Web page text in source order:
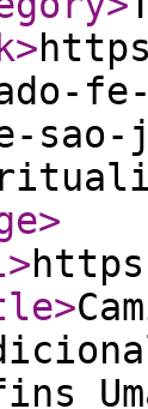
>
sao-
>
>
>